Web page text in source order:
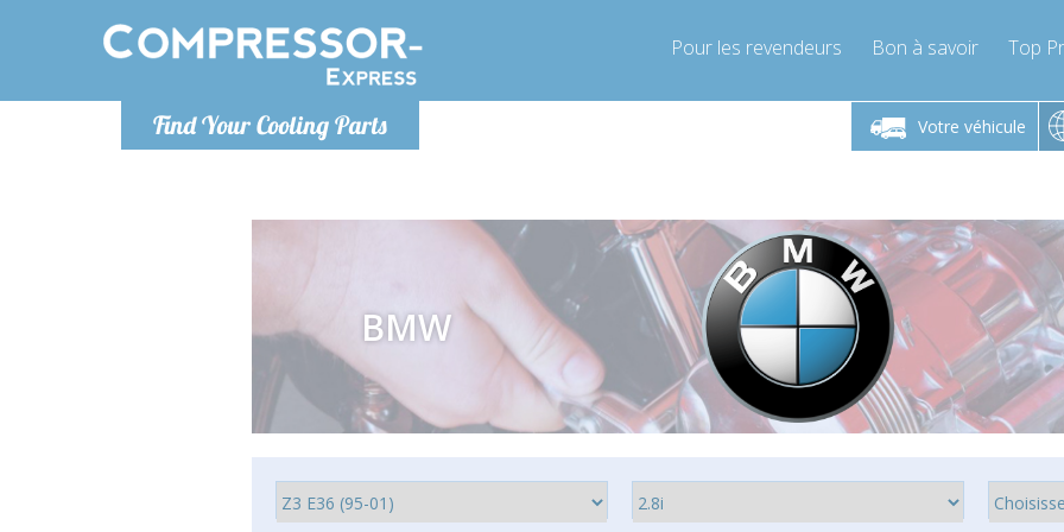
Find Your Cooling Parts
Pour les revendeurs Bon à savoir Top
Votre véhicule
Lundi-Vendredi 9h-17h Lundi-Vendredi 9h-17h
info@compressor-express.fr
Lundi-
BMW